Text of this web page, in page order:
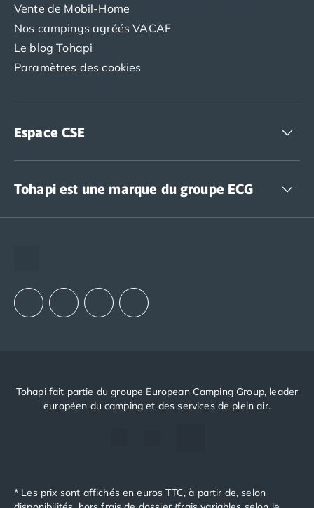
Vente de Mobil-Home
Nos campings agréés VACAF
Le blog Tohapi
Paramètres des cookies
Espace CSE
Tohapi est une marque du groupe ECG
Tohapi fait partie du groupe European Camping Group, leader
européen du camping et des services de plein air.
* Les prix sont affichés en euros TTC, à partir de, selon